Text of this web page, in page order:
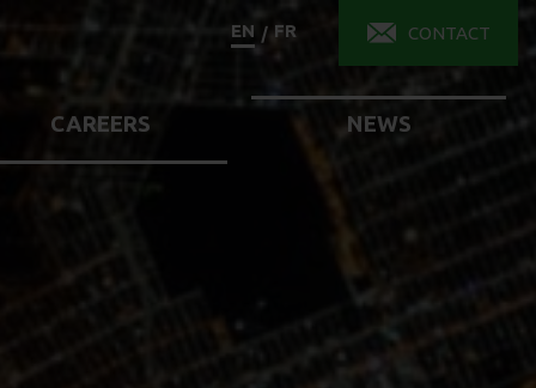
EN / FR CONTACT
CAREERS NEWS